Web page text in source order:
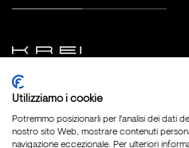
Utilizziamo i cookie
Potremmo posizionarli per l'analisi dei dati
nostro sito Web, mostrare contenuti
navigazione eccezionale. Per ulteriori